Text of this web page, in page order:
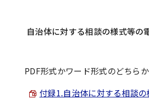
自治体に対する相談の様式等の
PDF形式かワード形式のどちら
付録1.自治体に対する相談の